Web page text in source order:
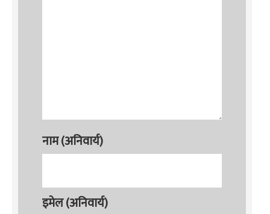
नाम (अनिवार्य)
इमेल (अनिवार्य)